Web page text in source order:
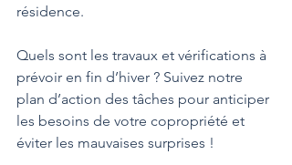
résidence.
Quels sont les travaux et vérifications à
prévoir en fin d’hiver ? Suivez notre
plan d’action des tâches pour anticiper
les besoins de votre copropriété et
éviter les mauvaises surprises !